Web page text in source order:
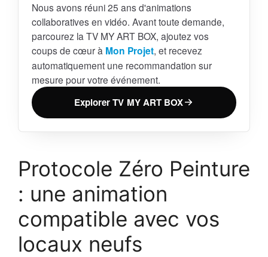
Nous avons réuni 25 ans d'animations
collaboratives en vidéo. Avant toute demande,
parcourez la TV MY ART BOX, ajoutez vos
coups de cœur à Mon Projet, et recevez
automatiquement une recommandation sur
mesure pour votre événement.
Explorer TV MY ART BOX
Protocole Zéro Peinture
: une animation
compatible avec vos
locaux neufs